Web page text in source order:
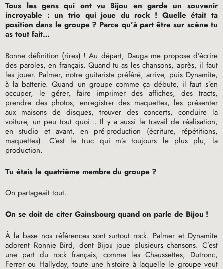
Tous les gens qui ont vu Bijou en garde un souvenir
incroyable : un trio qui joue du rock ! Quelle était ta
position dans le groupe ? Parce qu’à part être sur scène tu
as tout fait…
Bonne définition (rires) ! Au départ, Dauga me propose d’écrire
des paroles, en français. Quand tu as les chansons, après, il faut
les jouer. Palmer, notre guitariste préféré, arrive, puis Dynamite,
à la batterie. Quand un groupe comme ça débute, il faut s’en
occuper, le gérer, faire imprimer des affiches, des tracts,
prendre des photos, enregistrer des maquettes, les présenter
aux maisons de disques, trouver des concerts, conduire la
voiture, un peu tout quoi… Il y a aussi le travail de réalisation,
en studio et avant, en pré-production (écriture, répétitions,
maquettes). C’est le truc qui m’a toujours le plus plu, la
production.
Tu étais le quatrième membre du groupe ?
On partageait tout.
On se doit de citer Gainsbourg quand on parle de Bijou !
À la base nos références sont surtout rock. Palmer et Dynamite
adorent Ronnie Bird, dont Bijou joue plusieurs chansons. C’est
une part du rock français, comme les Chaussettes, Dutronc,
Ferrer ou Hallyday, toute une histoire à laquelle le groupe veut